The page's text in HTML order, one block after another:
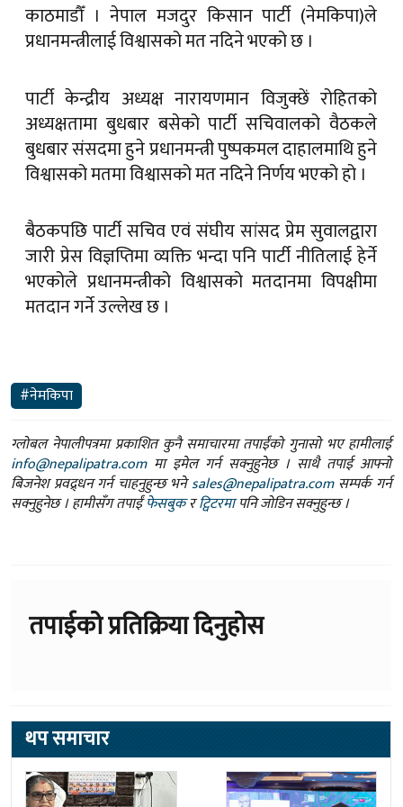
काठमाडौँ । नेपाल मजदुर किसान पार्टी (नेमकिपा)ले
प्रधानमन्त्रीलाई विश्वासको मत नदिने भएको छ ।
पार्टी केन्द्रीय अध्यक्ष नारायणमान विजुक्छें रोहितको
अध्यक्षतामा बुधबार बसेको पार्टी सचिवालको वैठकले
बुधबार संसदमा हुने प्रधानमन्त्री पुष्पकमल दाहालमाथि हुने
विश्वासको मतमा विश्वासको मत नदिने निर्णय भएको हो ।
बैठकपछि पार्टी सचिव एवं संघीय सांसद प्रेम सुवालद्वारा
जारी प्रेस विज्ञप्तिमा व्यक्ति भन्दा पनि पार्टी नीतिलाई हेर्ने
भएकोले प्रधानमन्त्रीको विश्वासको मतदानमा विपक्षीमा
मतदान गर्ने उल्लेख छ ।
#नेमकिपा
ग्लोबल नेपालीपत्रमा प्रकाशित कुनै समाचारमा तपाईंको गुनासो भए हामीलाई
info@nepalipatra.comमा इमेल गर्न सक्नुहुनेछ । साथै तपाई आफ्नो
बिजनेश प्रवद्र्धन गर्न चाहनुहुन्छ भनेsales@nepalipatra.comसम्पर्क गर्न
सक्नुहुनेछ । हामीसँग तपाईंफेसबुकरट्विटरमापनि जोडिन सक्नुहुन्छ ।
तपाईको प्रतिक्रिया दिनुहोस
थप समाचार